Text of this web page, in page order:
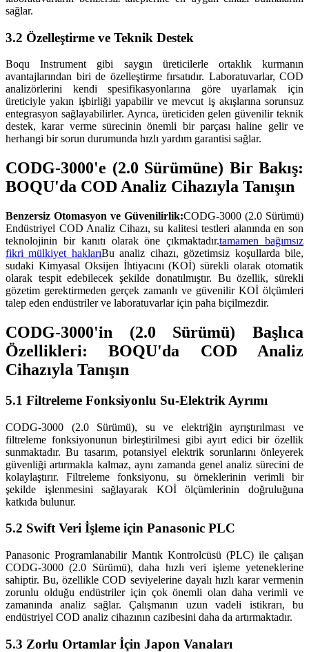
sağlar.
3.2 Özelleştirme ve Teknik Destek
Boqu Instrument gibi saygın üreticilerle ortaklık kurmanın
avantajlarından biri de özelleştirme fırsatıdır. Laboratuvarlar, COD
analizörlerini kendi spesifikasyonlarına göre uyarlamak için
üreticiyle yakın işbirliği yapabilir ve mevcut iş akışlarına sorunsuz
entegrasyon sağlayabilirler. Ayrıca, üreticiden gelen güvenilir teknik
destek, karar verme sürecinin önemli bir parçası haline gelir ve
herhangi bir sorun durumunda hızlı yardım garantisi sağlar.
CODG-3000'e (2.0 Sürümüne) Bir Bakış:
BOQU'da COD Analiz Cihazıyla Tanışın
Benzersiz Otomasyon ve Güvenilirlik:CODG-3000 (2.0 Sürümü)
Endüstriyel COD Analiz Cihazı, su kalitesi testleri alanında en son
teknolojinin bir kanıtı olarak öne çıkmaktadır.tamamen bağımsız
fikri mülkiyet haklarıBu analiz cihazı, gözetimsiz koşullarda bile,
sudaki Kimyasal Oksijen İhtiyacını (KOİ) sürekli olarak otomatik
olarak tespit edebilecek şekilde donatılmıştır. Bu özellik, sürekli
gözetim gerektirmeden gerçek zamanlı ve güvenilir KOİ ölçümleri
talep eden endüstriler ve laboratuvarlar için paha biçilmezdir.
CODG-3000'in (2.0 Sürümü) Başlıca
Özellikleri: BOQU'da COD Analiz
Cihazıyla Tanışın
5.1 Filtreleme Fonksiyonlu Su-Elektrik Ayrımı
CODG-3000 (2.0 Sürümü), su ve elektriğin ayrıştırılması ve
filtreleme fonksiyonunun birleştirilmesi gibi ayırt edici bir özellik
sunmaktadır. Bu tasarım, potansiyel elektrik sorunlarını önleyerek
güvenliği artırmakla kalmaz, aynı zamanda genel analiz sürecini de
kolaylaştırır. Filtreleme fonksiyonu, su örneklerinin verimli bir
şekilde işlenmesini sağlayarak KOİ ölçümlerinin doğruluğuna
katkıda bulunur.
5.2 Swift Veri İşleme için Panasonic PLC
Panasonic Programlanabilir Mantık Kontrolcüsü (PLC) ile çalışan
CODG-3000 (2.0 Sürümü), daha hızlı veri işleme yeteneklerine
sahiptir. Bu, özellikle COD seviyelerine dayalı hızlı karar vermenin
zorunlu olduğu endüstriler için çok önemli olan daha verimli ve
zamanında analiz sağlar. Çalışmanın uzun vadeli istikrarı, bu
endüstriyel COD analiz cihazının cazibesini daha da artırmaktadır.
5.3 Zorlu Ortamlar İçin Japon Vanaları